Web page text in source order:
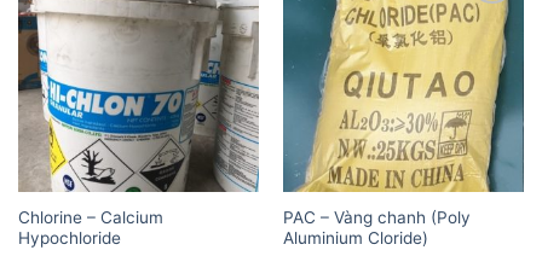
Add to
wishlist
Chlorine – Calcium
Hypochloride
Add to
wishlist
PAC – Vàng chanh (Poly
Aluminium Cloride)